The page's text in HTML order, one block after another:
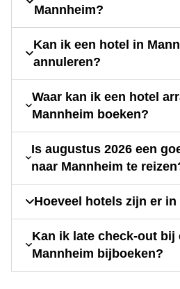
Mannheim?
Kan ik een hotel in
annuleren?
Waar kan ik een hotel
Mannheim boeken?
Is augustus 2026 een
naar Mannheim te
Hoeveel hotels zijn er in
Kan ik late check-out bij
Mannheim bijboeken?